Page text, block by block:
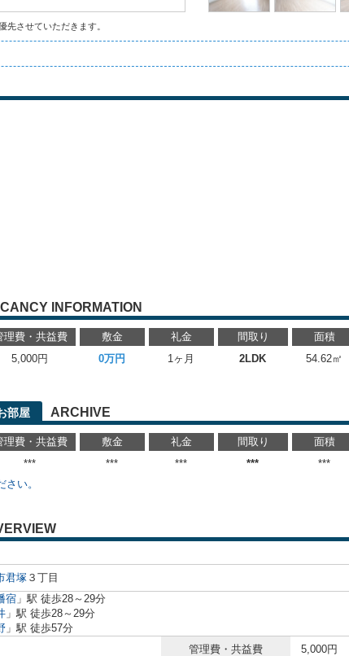
させていただきます。
INFORMATION
理費・共益費 敷金 礼金 間取り 面積
5,000円 0万円 1ヶ月 2LDK 54.62㎡
部屋 ARCHIVE
理費・共益費 敷金 礼金 間取り 面積
*** *** *** *** ***
い。
君塚 ３丁目
宿 」駅 徒歩28～29分
」駅 徒歩28～29分
」駅 徒歩57分
管理費・共益費 5,000円